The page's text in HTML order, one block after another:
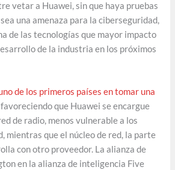
vetar a Huawei, sin que haya pruebas
una amenaza para la ciberseguridad,
de las tecnologías que mayor impacto
de la industria en los próximos
de los primeros países en tomar una
que Huawei se encargue
de radio, menos vulnerable a los
mientras que el núcleo de red, la parte
con otro proveedor. La alianza de
en la alianza de inteligencia Five